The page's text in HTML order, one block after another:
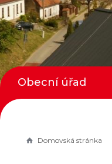
Domovská stránka
Obecní úřad